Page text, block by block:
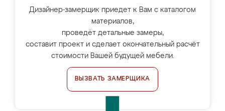
Дизайнер-замерщик приедет к Вам с каталогом
материалов,
проведёт детальные замеры,
составит проект и сделает окончательный расчёт
стоимости Вашей будущей мебели.
ВЫЗВАТЬ ЗАМЕРЩИКА